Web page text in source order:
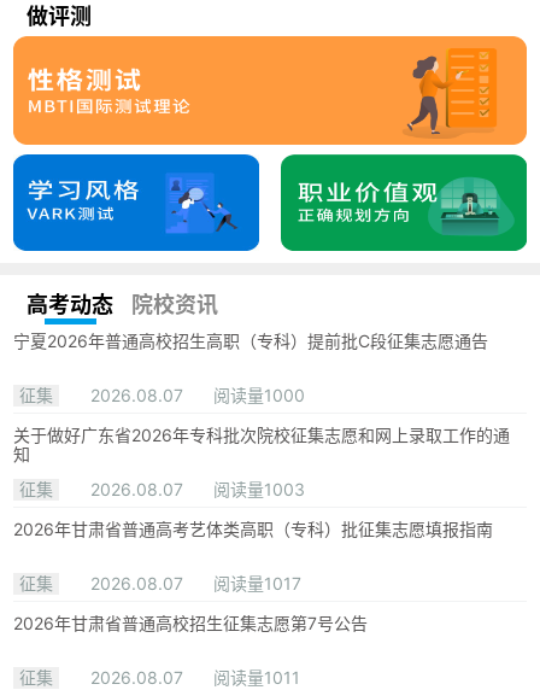
做评测
高考动态 院校资讯
宁夏2026年普通高校招生高职（专科）提前批C段征集志愿通告
征集 2026.08.07
阅读量1000
关于做好广东省2026年专科批次院校征集志愿和网上录取工作的通
知
征集
2026.08.07
阅读量1003
2026年甘肃省普通高考艺体类高职（专科）批征集志愿填报指南
征集 2026.08.07
阅读量1017
2026年甘肃省普通高校招生征集志愿第7号公告
征集 2026.08.07
阅读量1011